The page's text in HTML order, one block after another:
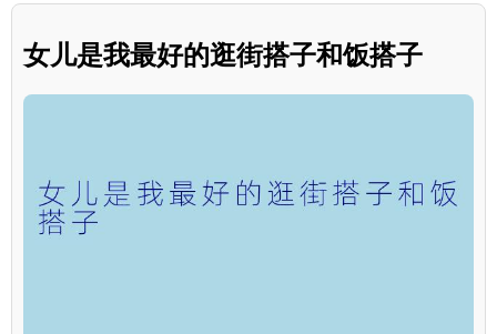
女儿是我最好的逛街搭子和饭搭子